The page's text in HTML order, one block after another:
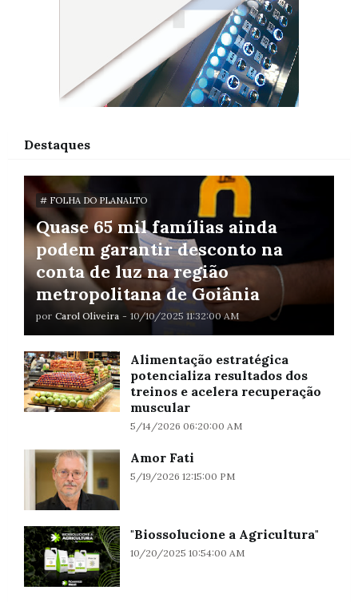
Destaques
# FOLHA DO PLANALTO
Quase 65 mil famílias ainda
podem garantir desconto na
conta de luz na região
metropolitana de Goiânia
por Carol Oliveira - 10/10/2025 11:32:00 AM
Alimentação estratégica
potencializa resultados dos
treinos e acelera recuperação
muscular
5/14/2026 06:20:00 AM
Amor Fati
5/19/2026 12:15:00 PM
"Biossolucione a Agricultura"
10/20/2025 10:54:00 AM